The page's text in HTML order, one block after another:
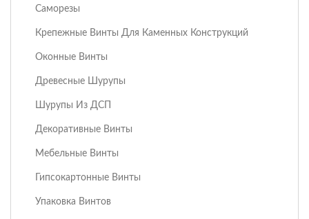
Саморезы
Крепежные Винты Для Каменных Конструкций
Оконные Винты
Древесные Шурупы
Шурупы Из ДСП
Декоративные Винты
Мебельные Винты
Гипсокартонные Винты
Упаковка Винтов